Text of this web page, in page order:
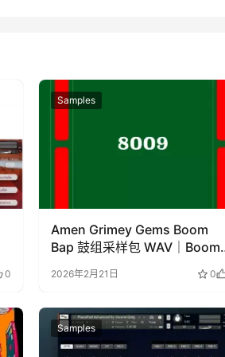
0
Samples
Amen Grimey Gems Boom
Bap 鼓组采样包 WAV｜Boom
Bap Labs下载
2026年2月21日 0
Samples